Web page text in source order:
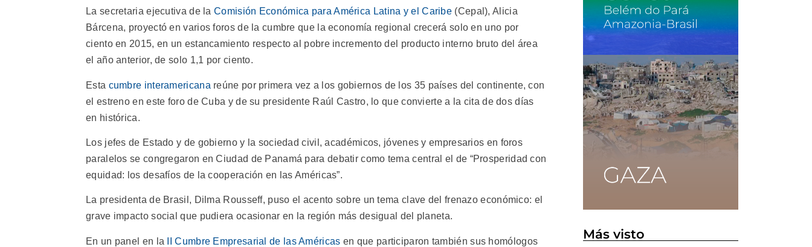
La secretaria ejecutiva de laComisión Económica para América Latina y el Caribe (Cepal), Alicia
Bárcena, proyectó en varios foros de la cumbre que la economía regional crecerá solo en uno por
ciento en 2015, en un estancamiento respecto al pobre incremento del producto interno bruto del área
el año anterior, de solo 1,1 por ciento.
Esta cumbre interamericana reúne por primera vez a los gobiernos de los 35 países del continente, con
el estreno en este foro de Cuba y de su presidente Raúl Castro, lo que convierte a la cita de dos días
en histórica.
Los jefes de Estado y de gobierno y la sociedad civil, académicos, jóvenes y empresarios en foros
paralelos se congregaron en Ciudad de Panamá para debatir como tema central el de “Prosperidad con
equidad: los desafíos de la cooperación en las Américas”.
La presidenta de Brasil, Dilma Rousseff, puso el acento sobre un tema clave del frenazo económico: el
grave impacto social que pudiera ocasionar en la región más desigual del planeta.
En un panel en la II Cumbre Empresarial de las Américas en que participaron también sus homólogos
Más visto